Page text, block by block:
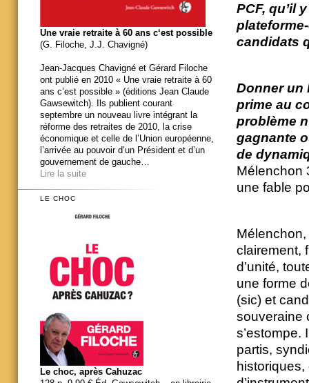
PCF, qu’il
candidats
Donner un
prime au
problème
gagnante
de
Mélenchon
une fable
clairement,
d’unité,
une forme
(sic) et
souveraine
s’estompe.
partis,
Une vraie retraite à 60 ans c‘est possible
(G. Filoche, J.J. Chavigné)
Jean-Jacques Chavigné et Gérard Filoche
ont publié en 2010 « Une vraie retraite à 60
ans c’est possible » (éditions Jean Claude
Gawsewitch). Ils publient courant
septembre un nouveau livre intégrant la
réforme des retraites de 2010, la crise
économique et celle de l’Union européenne,
l’arrivée au pouvoir d’un Président et d’un
gouvernement de gauche…
Lire la suite
LE CHOC
Le choc, après Cahuzac